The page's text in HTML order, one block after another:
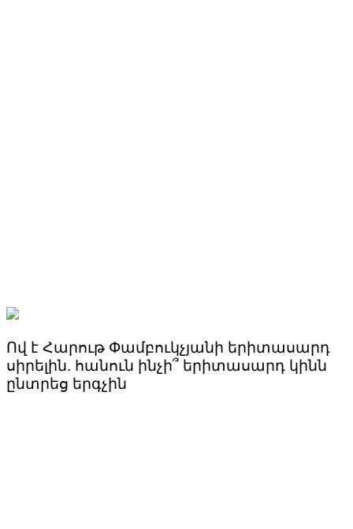
Ով է Հարութ Փամբուկչյանի երիտասարդ
սիրելին. հանուն ինչի՞ երիտասարդ կինն
ընտրեց երգչին